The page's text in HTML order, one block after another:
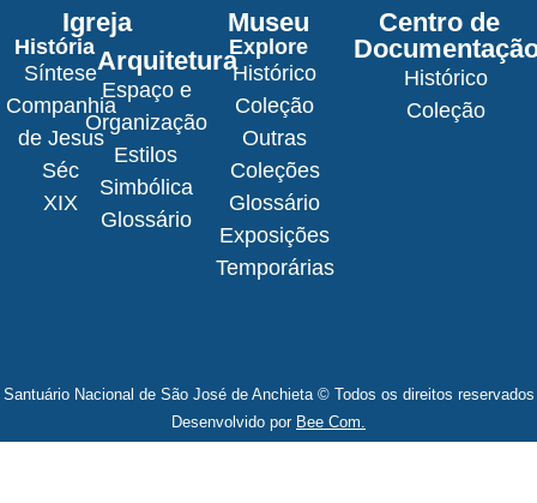
Igreja
História
Síntese
Companhia
de Jesus
Séc
XIX
Arquitetura
Espaço e
Organização
Estilos
Simbólica
Glossário
Museu
Explore
Histórico
Coleção
Outras
Coleções
Glossário
Exposições
Temporárias
Centro de
Histórico
Coleção
Santuário Nacional de São José de Anchieta © Todos os direitos reservados
Desenvolvido por Bee Com.